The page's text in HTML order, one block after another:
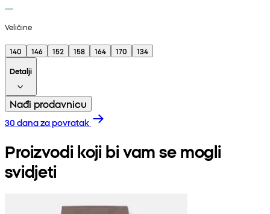
Veličine
140 146 152 158 164 170
134
Detalji
Nađi prodavnicu
30 dana za povratak
Proizvodi koji bi vam se mogli
svidjeti